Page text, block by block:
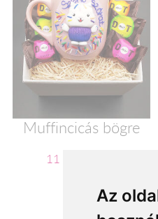
Az
Muffincicás bögre
11 600 Ft-tól